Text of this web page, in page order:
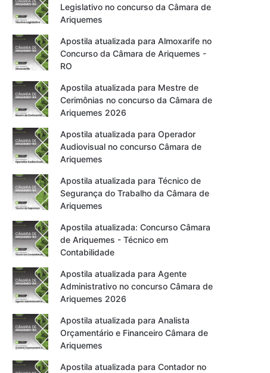
Legislativo no concurso da Câmara de
Ariquemes
Apostila atualizada para Almoxarife no
Concurso da Câmara de Ariquemes -
RO
Apostila atualizada para Mestre de
Cerimônias no concurso da Câmara de
Ariquemes 2026
Apostila atualizada para Operador
Audiovisual no concurso Câmara de
Ariquemes
Apostila atualizada para Técnico de
Segurança do Trabalho da Câmara de
Ariquemes
Apostila atualizada: Concurso Câmara
de Ariquemes - Técnico em
Contabilidade
Apostila atualizada para Agente
Administrativo no concurso Câmara de
Ariquemes 2026
Apostila atualizada para Analista
Orçamentário e Financeiro Câmara de
Ariquemes
Apostila atualizada para Contador no